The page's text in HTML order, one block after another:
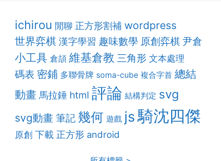
ichirou 閒聊 正方形割補 wordpress
世界弈棋 漢字學習 趣味數學 原創弈棋 尹倉
小工具 倉頡 維基倉教 三角形 文本處理
碼表 密鋪 多聯骨牌 soma-cube 複合字首 總結
動畫 馬拉錘 html 評論 結構判定 svg
svg動畫 筆記 幾何 遊戲 js騎沈四傑
原創 下載 正方形 android